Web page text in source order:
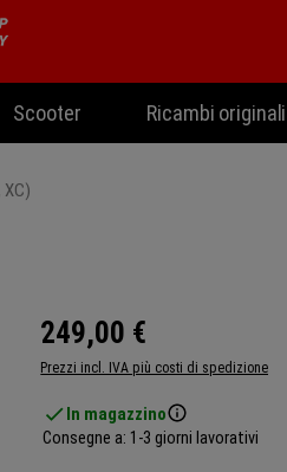
Scooter Ricambi originali
XC)
249,00 €
Prezzi incl. IVA più costi di spedizione
In magazzino
Consegne a: 1-3 giorni lavorativi